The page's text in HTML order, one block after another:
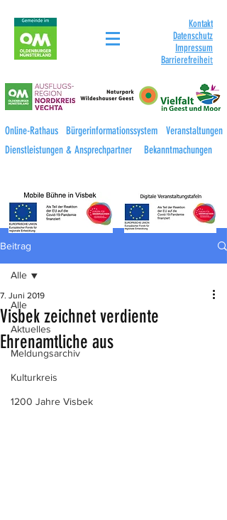
Kontakt
Datenschutz
Impressum
Barrierefreiheit
Online-Rathaus Bürgerinformationssystem
Veranstaltungen
Dienstleistungen & Ansprechpartner
Bekanntmachungen
Beitrag
Alle
Aktuelles
Meldungsarchiv
Kulturkreis
1200 Jahre Visbek
Alle
Visbek zeichnet verdiente
Ehrenamtliche aus
7. Juni 2019